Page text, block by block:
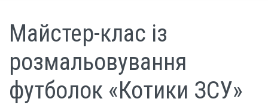
Майстер-клас із
розмальовування
футболок «Котики ЗСУ»